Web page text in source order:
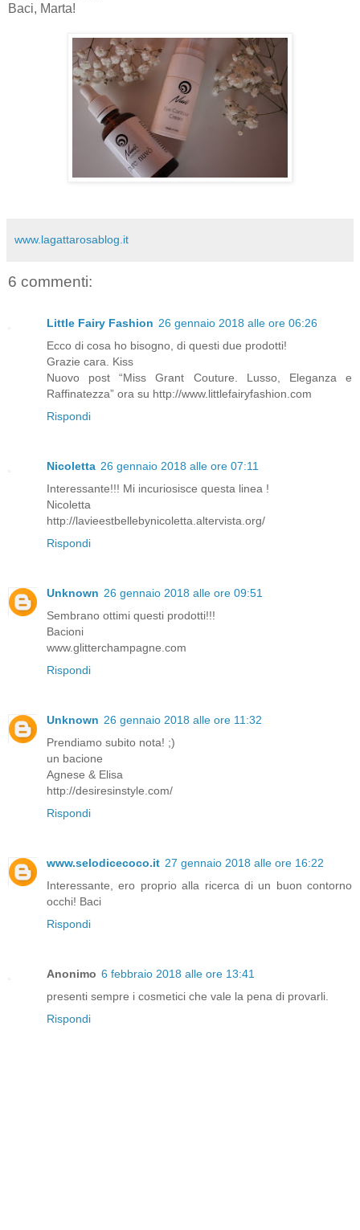
Baci, Marta!
www.lagattarosablog.it
6 commenti:
Little Fairy Fashion 26 gennaio 2018 alle ore 06:26
Ecco di cosa ho bisogno, di questi due prodotti!
Grazie cara. Kiss
Nuovo post “Miss Grant Couture. Lusso, Eleganza e
Raffinatezza” ora su http://www.littlefairyfashion.com
Rispondi
Nicoletta 26 gennaio 2018 alle ore 07:11
Interessante!!! Mi incuriosisce questa linea !
Nicoletta
http://lavieestbellebynicoletta.altervista.org/
Rispondi
Unknown 26 gennaio 2018 alle ore 09:51
Sembrano ottimi questi prodotti!!!
Bacioni
www.glitterchampagne.com
Rispondi
Unknown 26 gennaio 2018 alle ore 11:32
Prendiamo subito nota! ;)
un bacione
Agnese & Elisa
http://desiresinstyle.com/
Rispondi
www.selodicecoco.it 27 gennaio 2018 alle ore 16:22
Interessante, ero proprio alla ricerca di un buon contorno
occhi! Baci
Rispondi
Anonimo 6 febbraio 2018 alle ore 13:41
presenti sempre i cosmetici che vale la pena di provarli.
Rispondi